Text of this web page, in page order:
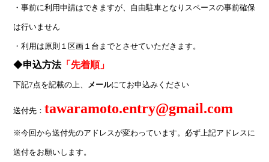
・事前に利用申請はできますが、自由駐車となりスペースの事前確保
は行いません
・利用は原則１区画１台までとさせていただきます。
◆申込方法「先着順」
下記7点を記載の上、 メールにてお申込みください
送付先：tawaramoto.entry@gmail.com
※今回から送付先のアドレスが変わっています。必ず上記アドレスに
送付をお願いします。